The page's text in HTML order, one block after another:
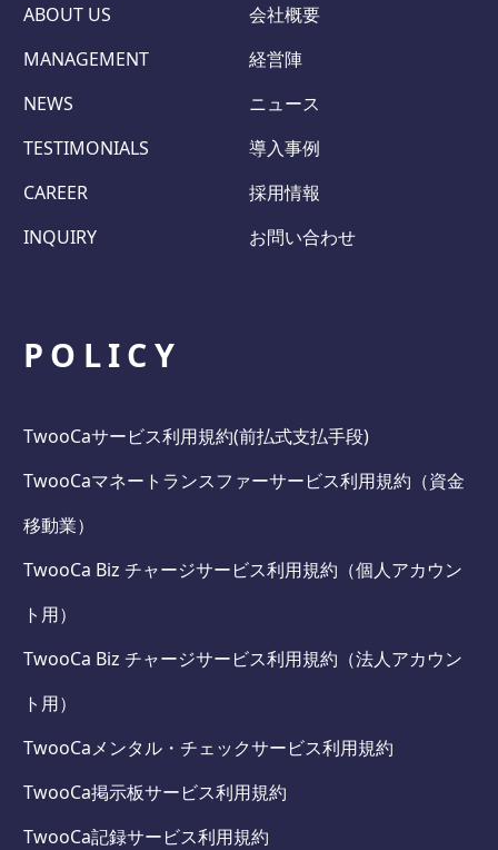
ABOUT US
会社概要
MANAGEMENT
経営陣
NEWS
ニュース
TESTIMONIALS
導入事例
CAREER
採用情報
INQUIRY
お問い合わせ
POLICY
TwooCaサービス利用規約(前払式支払手段)
TwooCaマネートランスファーサービス利用規約（資金
移動業）
TwooCa Biz チャージサービス利用規約（個人アカウン
ト用）
TwooCa Biz チャージサービス利用規約（法人アカウン
ト用）
TwooCaメンタル・チェックサービス利用規約
TwooCa掲示板サービス利用規約
TwooCa記録サービス利用規約